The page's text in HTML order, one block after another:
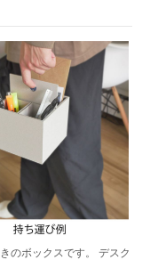
のボックスです。 デスク